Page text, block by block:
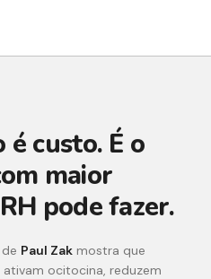
custo. É o
maior
pode fazer.
Paul Zak mostra que
ocitocina, reduzem